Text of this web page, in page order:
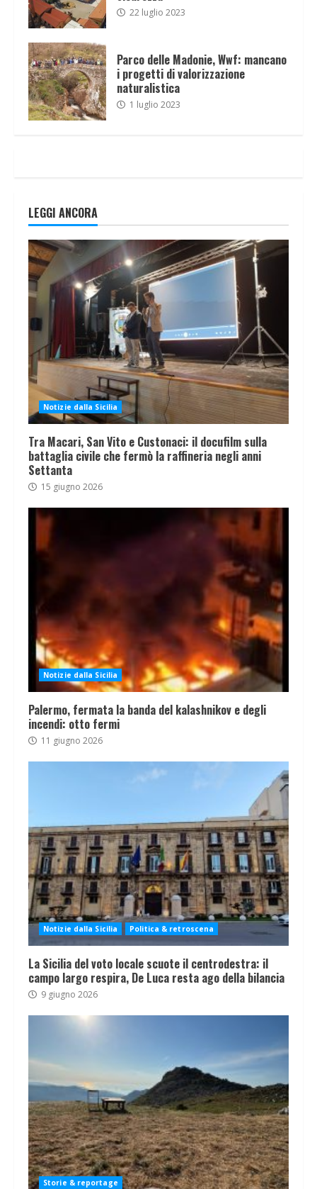
22 luglio 2023
Parco delle Madonie, Wwf: mancano
i progetti di valorizzazione
naturalistica
1 luglio 2023
LEGGI ANCORA
Notizie dalla Sicilia
Tra Macari, San Vito e Custonaci: il docufilm sulla
battaglia civile che fermò la raffineria negli anni
Settanta
15 giugno 2026
Notizie dalla Sicilia
Palermo, fermata la banda del kalashnikov e degli
incendi: otto fermi
11 giugno 2026
Notizie dalla Sicilia Politica & retroscena
La Sicilia del voto locale scuote il centrodestra: il
campo largo respira, De Luca resta ago della bilancia
9 giugno 2026
Storie & reportage